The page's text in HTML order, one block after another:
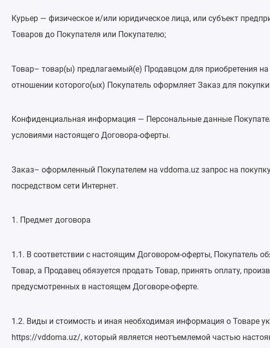
Курьер — физическое и/или юридическое лица, или субъект
Товаров до Покупателя или Покупателю;
Товар– товар(ы) предлагаемый(е) Продавцом для приобретения
отношении которого(ых) Покупатель оформляет Заказ для
Конфиденциальная информация — Персональные данные
условиями настоящего Договора-оферты.
Заказ– оформленный Покупателем на vddoma.uz запрос на
посредством сети Интернет.
1. Предмет договора
1.1. В соответствии с настоящим Договором-оферты, Покупатель
Товар, а Продавец обязуется продать Товар, принять оплату,
предусмотренных в настоящем Договоре-оферте.
1.2. Виды и стоимость и иная необходимая информация о Товаре
https://vddoma.uz/, который является неотъемлемой частью